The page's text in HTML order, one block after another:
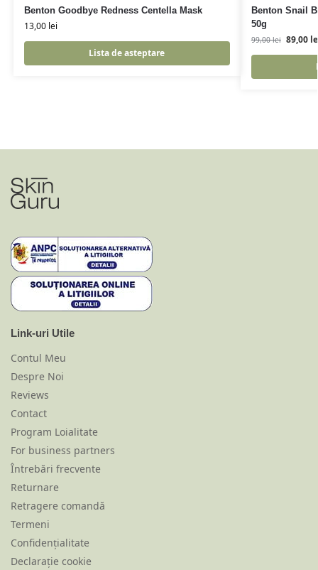
Benton Goodbye Redness Centella Mask
13,00 lei
Lista de asteptare
Benton Snail
50g
99,00lei 89,00
Link-uri Utile
Contul Meu
Despre Noi
Reviews
Contact
Program Loialitate
For business partners
Întrebări frecvente
Returnare
Retragere comandă
Termeni
Confidențialitate
Declarație cookie